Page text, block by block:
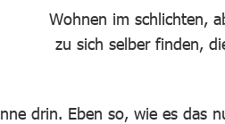
Wohnen im schlichten,
zu sich selber finden,
drin. Eben so, wie es das